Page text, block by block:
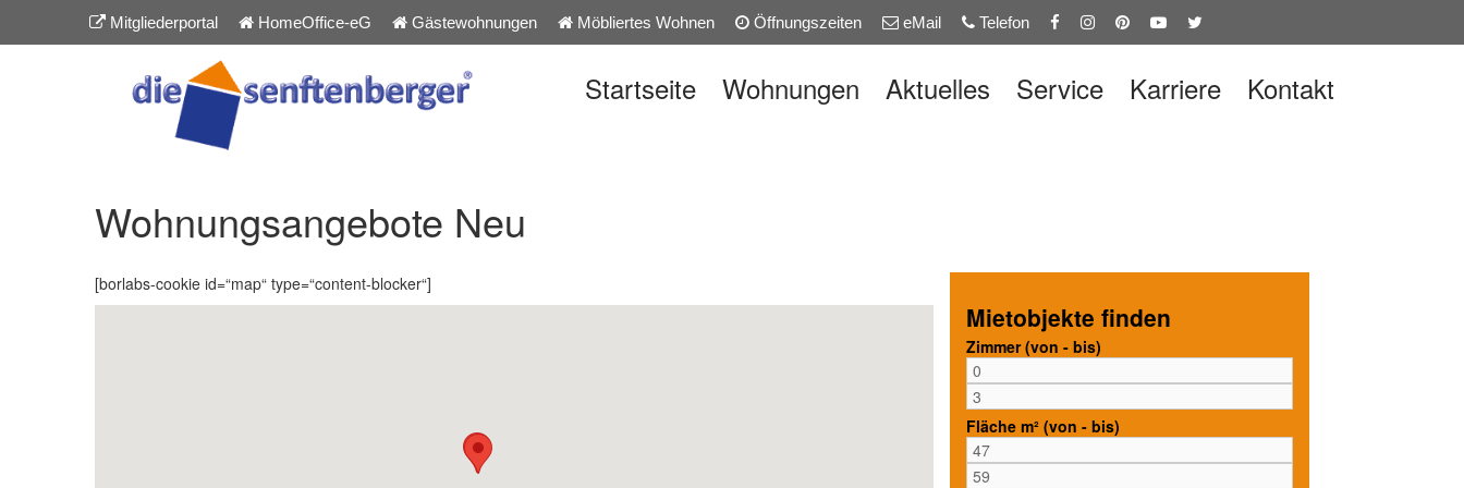
Mitgliederportal HomeOffice-eG Gästewohnungen Möbliertes Wohnen Öffnungszeiten eMail Telefon
Startseite Wohnungen Aktuelles Service Karriere Kontakt
Wohnungsangebote Neu
[borlabs-cookie id=“map“ type=“content-blocker“]
Mietobjekte finden
Zimmer (von - bis)
Fläche m² (von - bis)